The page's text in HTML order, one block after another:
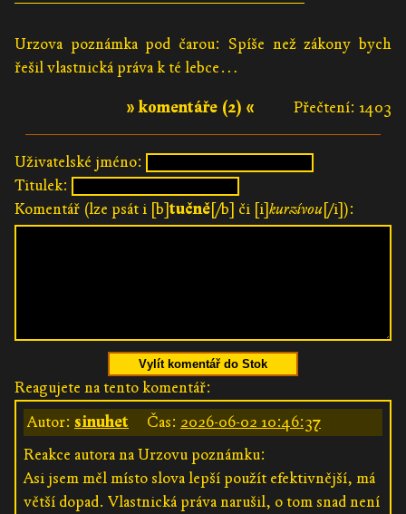
Urzova poznámka pod čarou: Spíše než zákony bych
řešil vlastnická práva k té lebce…
Přečtení: 1403
» komentáře (2) «
Uživatelské jméno:
Titulek:
Komentář (lze psát i [b]tučně[/b] či [i]kurzívou[/i]):
Vylít komentář do Stok
Reagujete na tento komentář:
Autor: sinuhet Čas: 2026-06-02 10:46:37
Reakce autora na Urzovu poznámku:
Asi jsem měl místo slova lepší použít efektivnější, má
větší dopad. Vlastnická práva narušil, o tom snad není